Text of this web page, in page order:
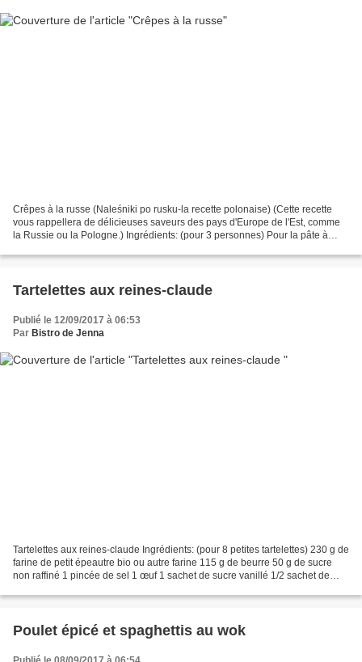
Crêpes à la russe (Naleśniki po rusku-la recette polonaise) (Cette recette
vous rappellera de délicieuses saveurs des pays d'Europe de l'Est, comme
la Russie ou la Pologne.) Ingrédients: (pour 3 personnes) Pour la pâte à
Tartelettes aux reines-claude
Publié le 12/09/2017 à 06:53
Par Bistro de Jenna
Tartelettes aux reines-claude Ingrédients: (pour 8 petites tartelettes) 230 g de
farine de petit épeautre bio ou autre farine 115 g de beurre 50 g de sucre
non raffiné 1 pincée de sel 1 œuf 1 sachet de sucre vanillé 1/2 sachet de
Poulet épicé et spaghettis au wok